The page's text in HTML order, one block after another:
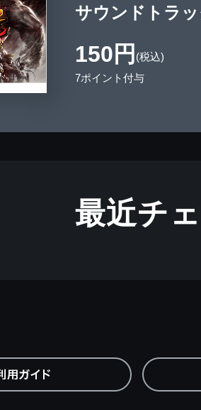
サウンドトラ
150円 (税込)
7ポイント付与
最近チ